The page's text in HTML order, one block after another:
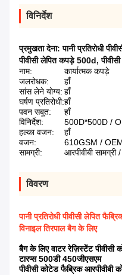
विनिर्देश
प्रमुखता देना:पानी प्रतिरोधी
पीवीसी लेपित कपड़े 500d,
नाम:
कार्यात्मक कपड़े
जलरोधक:
हाँ
सांस लेने योग्य: हाँ
घर्षण प्रतिरोधी:हाँ
पवन सबूत:
हाँ
विनिर्देश:
500D*500D /
हल्का वजन:
हाँ
वजन:
610GSM /
सामग्री:
आरपीवीबी सामग्री
विवरण
पानी प्रतिरोधी पीवीसी लेपित
विनाइल तिरपाल बैग के लिए
बैग के लिए वाटर रेज़िस्टेंट पीवीसी
टारप्स 500डी 450जीएसएम
पीवीसी कोटेड फैब्रिक आरपीवीबी